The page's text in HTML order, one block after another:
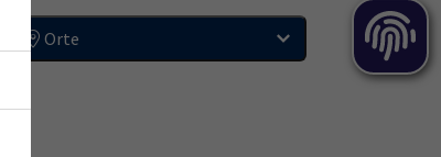
Orte